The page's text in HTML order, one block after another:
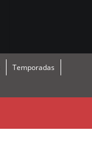
Temporadas